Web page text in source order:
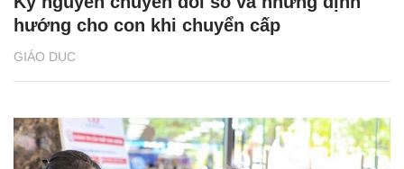
GIÁO DỤC
hướng cho con khi chuyển cấp